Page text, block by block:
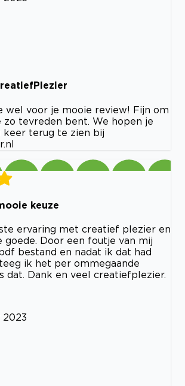
wel voor je mooie review! Fijn om
zo tevreden bent. We hopen je
keer terug te zien bij
keuze
ervaring met creatief plezier en
goede. Door een foutje van mij
bestand en nadat ik dat had
ik het per ommegaande
dat. Dank en veel creatiefplezier.
2023